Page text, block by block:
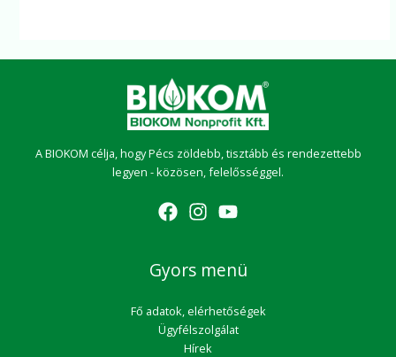
A BIOKOM célja, hogy Pécs zöldebb, tisztább és rendezettebb
legyen - közösen, felelősséggel.
Gyors menü
Fő adatok, elérhetőségek
Ügyfélszolgálat
Hírek